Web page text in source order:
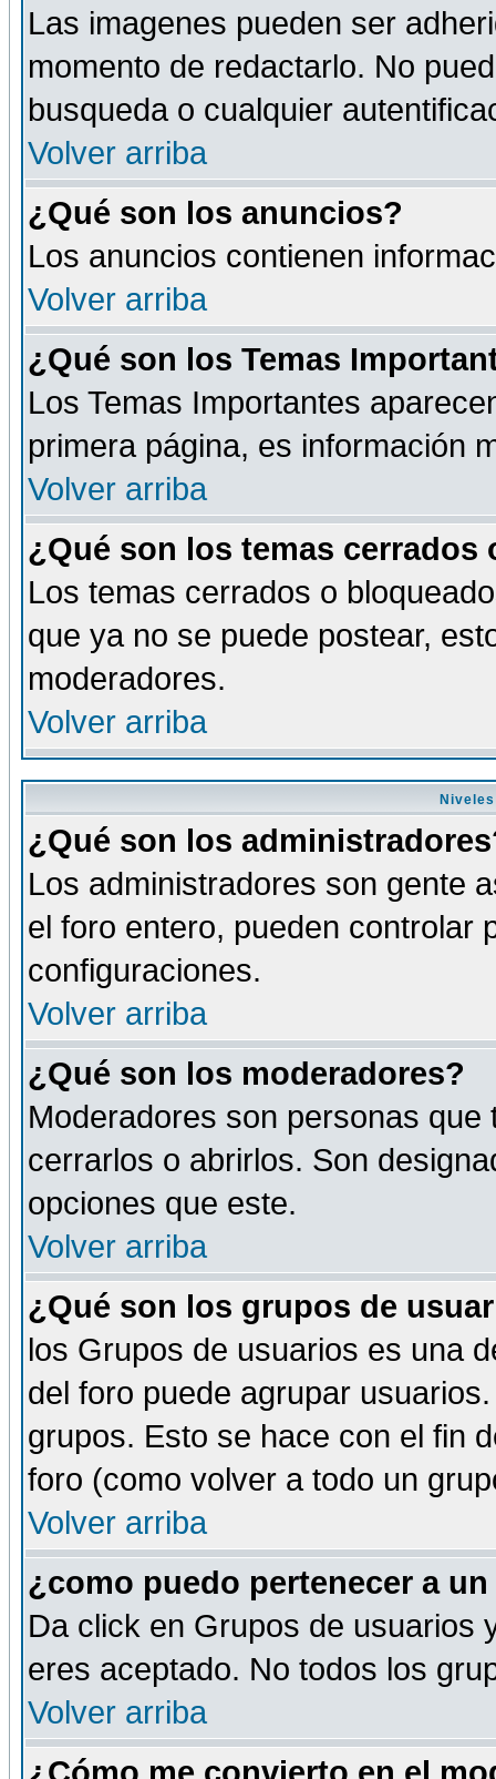
Las imagenes pueden ser
momento de redactarlo. No
busqueda o cualquier
Volver arriba
¿Qué son los anuncios?
Los anuncios contienen
Volver arriba
¿Qué son los Temas
Los Temas Importantes
primera página, es información
Volver arriba
¿Qué son los temas cerrados
Los temas cerrados o
que ya no se puede postear,
moderadores.
Volver arriba
¿Qué son los
Los administradores son gente
el foro entero, pueden controlar
configuraciones.
Volver arriba
¿Qué son los moderadores?
Moderadores son personas
cerrarlos o abrirlos. Son
opciones que este.
Volver arriba
¿Qué son los grupos de
los Grupos de usuarios es una
del foro puede agrupar
grupos. Esto se hace con el fin
foro (como volver a todo un
Volver arriba
¿como puedo pertenecer a
Da click en Grupos de usuarios
eres aceptado. No todos los
Volver arriba